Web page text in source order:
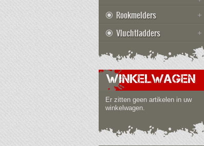
Rookmelders
Vluchtladders
WINKELWAGEN
Er zitten geen artikelen in uw
winkelwagen.